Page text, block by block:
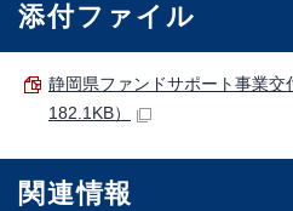
添付ファイル
静岡県ファンドサポート事業交
182.1KB）
関連情報